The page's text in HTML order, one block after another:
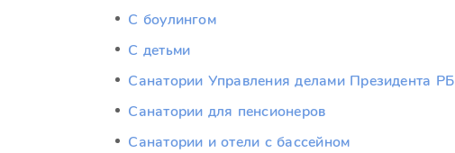
С боулингом
С детьми
Санатории Управления делами Президента РБ
Санатории для пенсионеров
Санатории и отели с бассейном